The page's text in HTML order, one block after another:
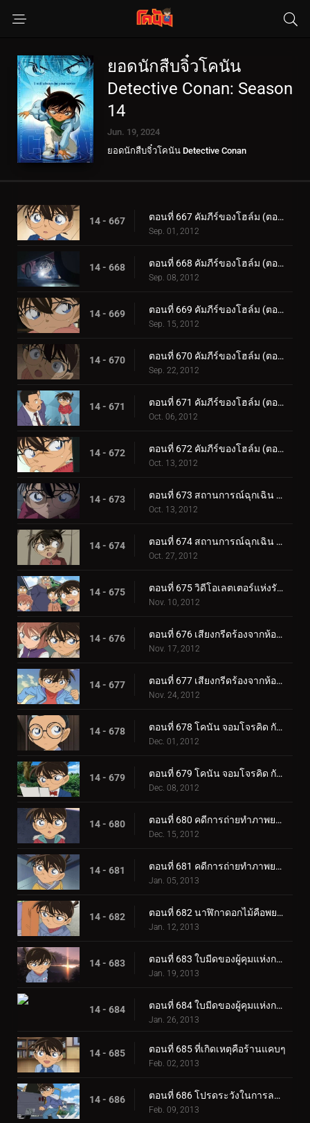
ยอดนักสืบจิ๋วโคนัน
Detective Conan: Season
14
Jun. 19, 2024
ยอดนักสืบจิ๋วโคนัน Detective Conan
14 - 667 ตอนที่ 667 คัมภีร์ของโฮล์ม (ตอน 1)
Sep. 01, 2012
14 - 668 ตอนที่ 668 คัมภีร์ของโฮล์ม (ตอน 2)
Sep. 08, 2012
14 - 669 ตอนที่ 669 คัมภีร์ของโฮล์ม (ตอน 3)
Sep. 15, 2012
14 - 670 ตอนที่ 670 คัมภีร์ของโฮล์ม (ตอน 4)
Sep. 22, 2012
14 - 671 ตอนที่ 671 คัมภีร์ของโฮล์ม (ตอน 5)
Oct. 06, 2012
14 - 672 ตอนที่ 672 คัมภีร์ของโฮล์ม (ตอน 6)
Oct. 13, 2012
14 - 673 ตอนที่ 673 สถานการณ์ฉุกเฉิน 252 (ตอน 1)
Oct. 13, 2012
14 - 674 ตอนที่ 674 สถานการณ์ฉุกเฉิน 252 (ตอน 2)
Oct. 27, 2012
14 - 675 ตอนที่ 675 วิดีโอเลตเตอร์แห่งรักแรก
Nov. 10, 2012
14 - 676 ตอนที่ 676 เสียงกรีดร้องจากห้องผ่าตัด (ตอน 1)
Nov. 17, 2012
14 - 677 ตอนที่ 677 เสียงกรีดร้องจากห้องผ่าตัด (ตอน 2)
Nov. 24, 2012
14 - 678 ตอนที่ 678 โคนัน จอมโจรคิด กับศึกชิงสมบัติซากาโมโตะ เรียวมะ (ตอน 1)
Dec. 01, 2012
14 - 679 ตอนที่ 679 โคนัน จอมโจรคิด กับศึกชิงสมบัติซากาโมโตะ เรียวมะ (ตอน 2)
Dec. 08, 2012
14 - 680 ตอนที่ 680 คดีการถ่ายทำภาพยนตร์โฆษณา (ตอน 1)
Dec. 15, 2012
14 - 681 ตอนที่ 681 คดีการถ่ายทำภาพยนตร์โฆษณา (ตอน 2)
Jan. 05, 2013
14 - 682 ตอนที่ 682 นาฬิกาดอกไม้คือพยาน
Jan. 12, 2013
14 - 683 ตอนที่ 683 ใบมีดของผู้คุมแห่งกาลเวลา (ตอน 1)
Jan. 19, 2013
14 - 684 ตอนที่ 684 ใบมีดของผู้คุมแห่งกาลเวลา (ตอน 2)
Jan. 26, 2013
14 - 685 ตอนที่ 685 ที่เกิดเหตุคือร้านแคบๆ
Feb. 02, 2013
14 - 686 ตอนที่ 686 โปรดระวังในการลดน้ำหนัก
Feb. 09, 2013